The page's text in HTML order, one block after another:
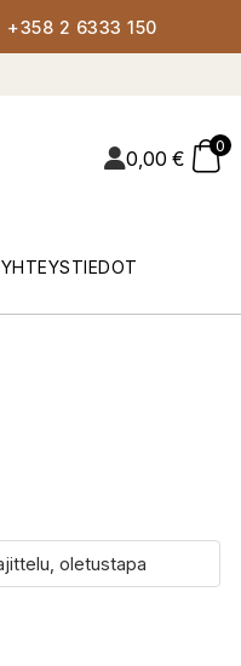
+358 2 6333 150
0,00 €
0
YHTEYSTIEDOT